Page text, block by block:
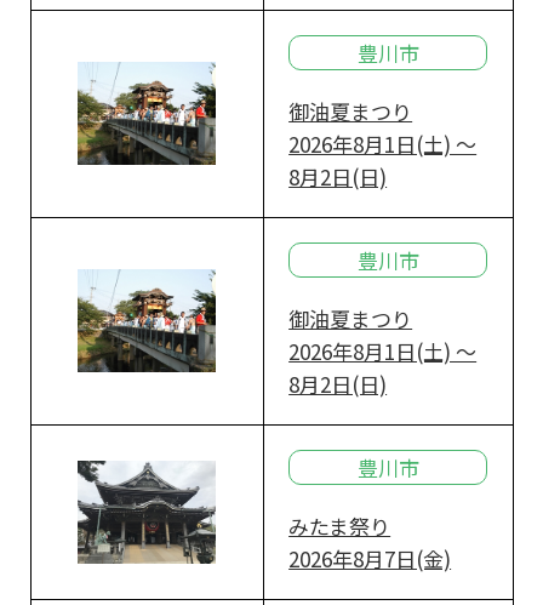
豊川市
御油夏まつり
2026年8月1日(土) ～
8月2日(日)
豊川市
御油夏まつり
2026年8月1日(土) ～
8月2日(日)
豊川市
みたま祭り
2026年8月7日(金)